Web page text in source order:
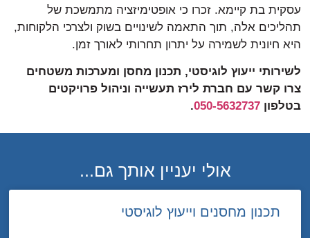
עסקית בת קיימא. זכרו כי אופטימיזציה מתמשכת של
תהליכים אלה, תוך התאמה לשינויים בשוק ולצרכי הלקוחות,
היא חיונית לשמירה על יתרון תחרותי לאורך זמן.
לשירותי ייעוץ לוגיסטי, תכנון מחסן ומערכות משטחים
צרו קשר עם חברת לירז תעשייה וניהול פרויקטים
בטלפון050-5632737
.
אולי יעניין אותך גם...
תכנון מחסנים וייעוץ לוגיסטי